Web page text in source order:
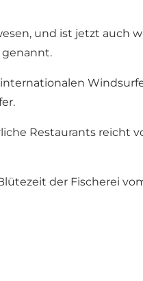
und ist jetzt
genannt.
Restaurants reicht
der Fischerei